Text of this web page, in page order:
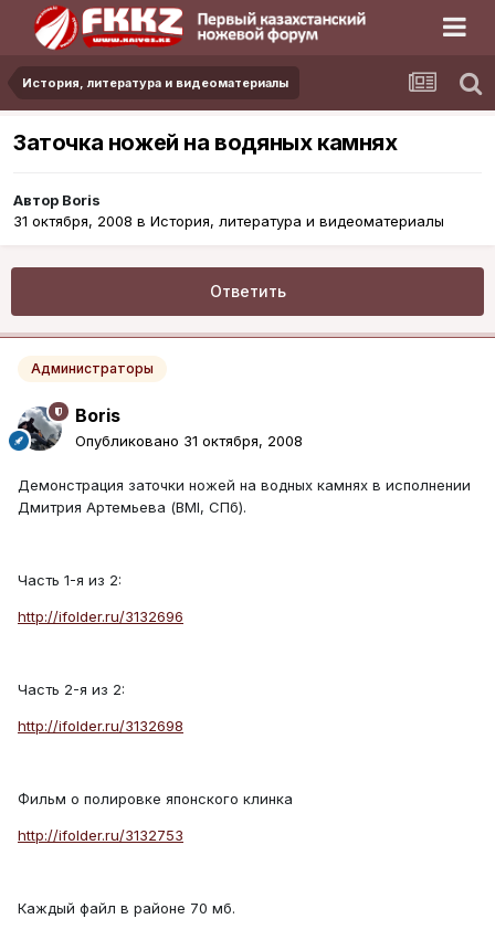
История, литература и видеоматериалы
Заточка ножей на водяных камнях
Автор Boris
31 октября, 2008 в История, литература и видеоматериалы
Ответить
Администраторы
Boris
Опубликовано 31 октября, 2008
Демонстрация заточки ножей на водных камнях в исполнении
Дмитрия Артемьева (BMI, СПб).
Часть 1-я из 2:
http://ifolder.ru/3132696
Часть 2-я из 2:
http://ifolder.ru/3132698
Фильм о полировке японского клинка
http://ifolder.ru/3132753
Каждый файл в районе 70 мб.